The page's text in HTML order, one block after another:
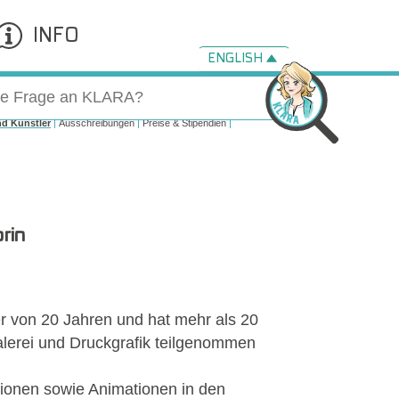
INFO
ENGLISH
Künstler Ausschreibungen Preise & Stipendien
von 20 Jahren und hat mehr als 20
und Druckgrafik teilgenommen
sowie Animationen in den